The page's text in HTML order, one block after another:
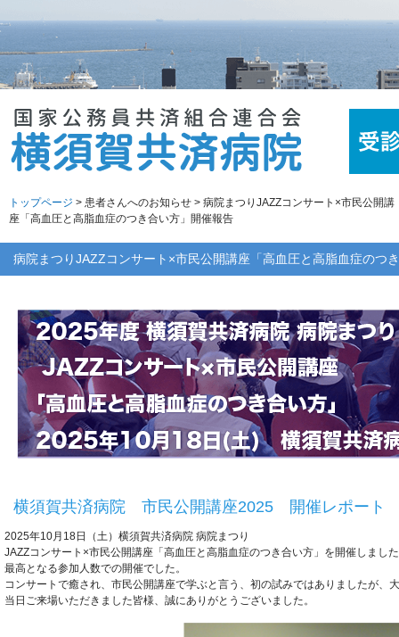
トップページ > 患者さんへのお知らせ > 病院まつりJAZZコンサート×市民公開講
座「高血圧と高脂血症のつき合い方」開催報告
病院まつりJAZZコンサート×市民公開講座「高血圧と高脂血症のつ
横須賀共済病院 市民公開講座2025 開催レポート
2025年10月18日（土）横須賀共済病院 病院まつり
JAZZコンサート×市民公開講座「高血圧と高脂血症のつき合い方」を開催しまし
最高となる参加人数での開催でした。
コンサートで癒され、市民公開講座で学ぶと言う、初の試みではありましたが、
当日ご来場いただきました皆様、誠にありがとうございました。